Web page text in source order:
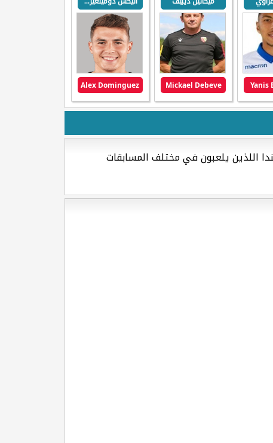
Yanis
Mickael Debeve
Alex Dominguez
اللذين يلعبون في مختلف المسابقات